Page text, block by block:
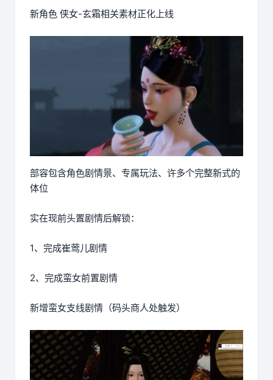
新角色 侠女-玄霜相关素材正化上线
部容包含角色剧情景、专属玩法、许多个完整新式的
体位
实在现前头置剧情后解锁：
1、完成崔莺儿剧情
2、完成蛮女前置剧情
新增蛮女支线剧情（码头商人处触发）